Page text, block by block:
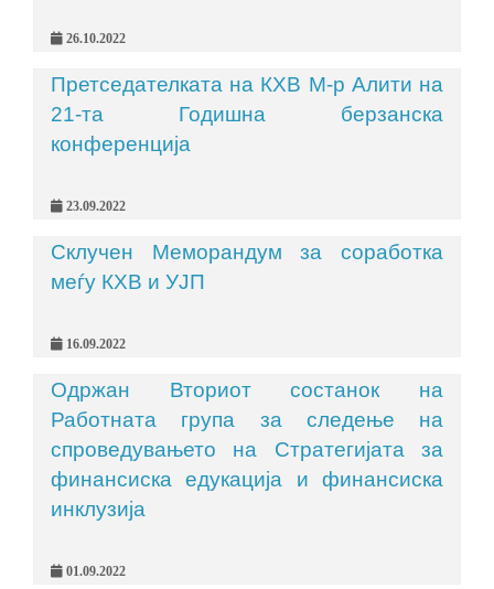
26.10.2022
Претседателката на КХВ М-р Алити на
21-та Годишна берзанска
конференција
23.09.2022
Склучен Меморандум за соработка
меѓу КХВ и УЈП
16.09.2022
Одржан Вториот состанок на
Работната група за следење на
спроведувањето на Стратегијата за
финансиска едукација и финансиска
инклузија
01.09.2022